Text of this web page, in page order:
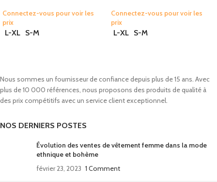
Connectez-vous pour voir les
prix
L-XL S-M
Connectez-vous pour voir les
prix
L-XL S-M
Nous sommes un fournisseur de confiance depuis plus de 15 ans. Avec
plus de 10 000 références, nous proposons des produits de qualité à
des prix compétitifs avec un service client exceptionnel.
NOS DERNIERS POSTES
Évolution des ventes de vêtement femme dans la mode
ethnique et bohème
février 23, 2023 1 Comment